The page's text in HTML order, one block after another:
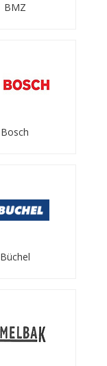
BMZ
Bosch
Büchel